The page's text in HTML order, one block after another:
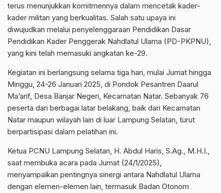
terus menunjukkan komitmennya dalam mencetak kader-
kader militan yang berkualitas. Salah satu upaya ini
diwujudkan melalui penyelenggaraan Pendidikan Dasar
Pendidikan Kader Penggerak Nahdlatul Ulama (PD-PKPNU),
yang kini telah memasuki angkatan ke-29.
Kegiatan ini berlangsung selama tiga hari, mulai Jumat hingga
Minggu, 24-26 Januari 2025, di Pondok Pesantren Daarul
Ma’arif, Desa Banjar Negeri, Kecamatan Natar. Sebanyak 76
peserta dari berbagai latar belakang, baik dari Kecamatan
Natar maupun wilayah lain di luar Lampung Selatan, turut
berpartisipasi dalam pelatihan ini.
Ketua PCNU Lampung Selatan, H. Abdul Haris, S.Ag., M.H.I.,
saat membuka acara pada Jumat (24/1/2025),
menyampaikan pentingnya sinergi antara Nahdlatul Ulama
dengan elemen-elemen lain, termasuk Badan Otonom